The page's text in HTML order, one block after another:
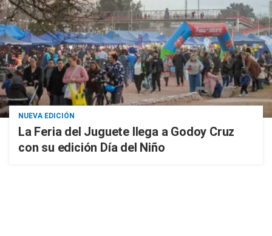
NUEVA EDICIÓN
La Feria del Juguete llega a Godoy Cruz
con su edición Día del Niño